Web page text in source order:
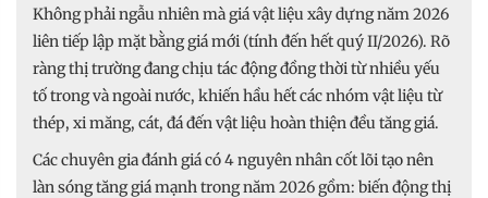
Không phải ngẫu nhiên mà giá vật liệu xây dựng năm 2026
liên tiếp lập mặt bằng giá mới (tính đến hết quý II/2026). Rõ
ràng thị trường đang chịu tác động đồng thời từ nhiều yếu
tố trong và ngoài nước, khiến hầu hết các nhóm vật liệu từ
thép, xi măng, cát, đá đến vật liệu hoàn thiện đều tăng giá.
Các chuyên gia đánh giá có 4 nguyên nhân cốt lõi tạo nên
làn sóng tăng giá mạnh trong năm 2026 gồm: biến động thị